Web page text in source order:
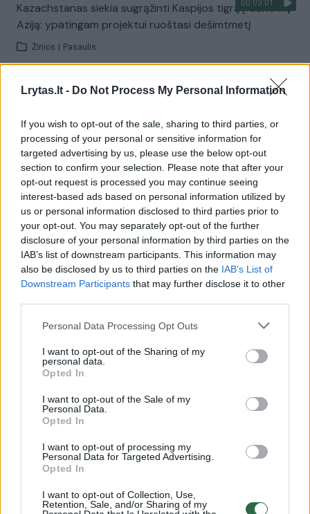
Lrytas.lt - Do Not Process My Personal Information
If you wish to opt-out of the sale, sharing to third parties, or
processing of your personal or sensitive information for
targeted advertising by us, please use the below opt-out
section to confirm your selection. Please note that after your
opt-out request is processed you may continue seeing
interest-based ads based on personal information utilized by
us or personal information disclosed to third parties prior to
your opt-out. You may separately opt-out of the further
disclosure of your personal information by third parties on the
IAB’s list of downstream participants. This information may
also be disclosed by us to third parties on the IAB’s List of
Downstream Participants that may further disclose it to other
Personal Data Processing Opt Outs
I want to opt-out of the Sharing of my
personal data.
Opted In
I want to opt-out of the Sale of my
Personal Data.
Opted In
I want to opt-out of processing my
Personal Data for Targeted Advertising.
Opted In
I want to opt-out of Collection, Use,
Retention, Sale, and/or Sharing of my
00:03:01
Kazachstanas siekia sugrąžinti Kaspijos tigrą į Centrinę
Aziją: ypatingam projektui ruoštasi dešimtmetį
Žinios Pasaulis
00:03:41
Mėsainių mėgėjus kviečia nepražiopsoti festivalio
Lietuvos diena
Visi įrašai
Žiūrimiausi įrašai
Vaizdai iš tragiškos avarijos Vilniaus r.: dviejų moterų ir
vaiko gyvybių išgelbėti nepavyko
Žinios | Lietuvos diena
Nufilmavo, kaip patvino Vilniaus Vakarinis aplinkkelis:
Žinios | Lietuvos diena